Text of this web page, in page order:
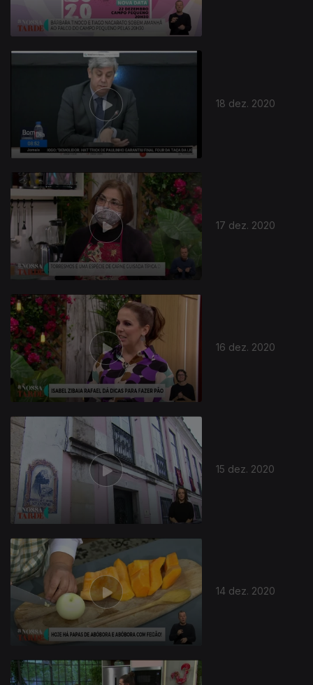
18 dez. 2020
17 dez. 2020
16 dez. 2020
15 dez. 2020
14 dez. 2020
511773